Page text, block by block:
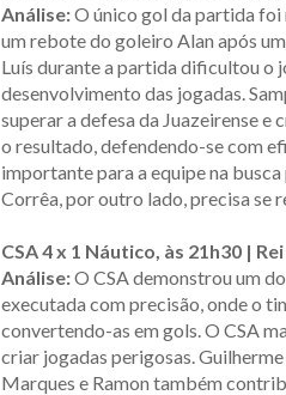
Análise:O único gol da partida
um rebote do goleiro Alan após
Luís durante a partida dificultou o
desenvolvimento das jogadas.
superar a defesa da Juazeirense e
o resultado, defendendo-se com
importante para a equipe na
Corrêa, por outro lado, precisa se
CSA 4 x 1 Náutico, às 21h30 |
Análise:O CSA demonstrou um
executada com precisão, onde o
convertendo-as em gols. O CSA
criar jogadas perigosas.
Marques e Ramon também